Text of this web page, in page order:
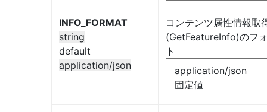
INFO_FORMAT
string
default
application/json
コンテンツ属性情報取
(GetFeatureInfo)のフ
ト
application/json
固定値